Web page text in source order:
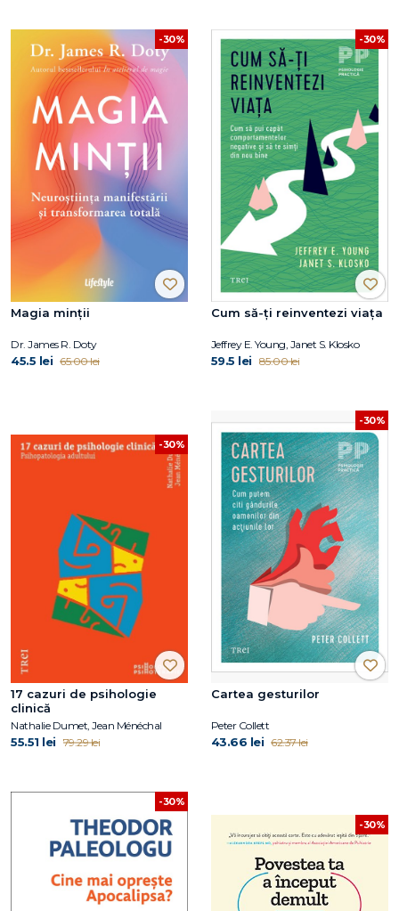
-30%
Magia minții
Dr. James R. Doty
45.5 lei 65.00 lei
-30%
Cum să-ți reinventezi viața
Jeffrey E. Young, Janet S. Klosko
59.5 lei 85.00 lei
-30%
17 cazuri de psihologie
clinică
Nathalie Dumet, Jean Ménéchal
55.51 lei 79.29 lei
-30%
Cartea gesturilor
Peter Collett
43.66 lei 62.37 lei
-30%
-30%